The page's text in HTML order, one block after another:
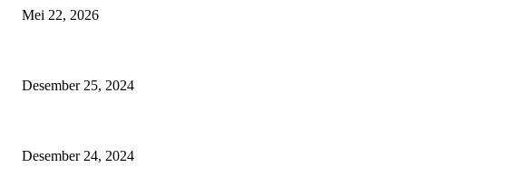
Mei 22, 2026
Desember 25, 2024
Desember 24, 2024